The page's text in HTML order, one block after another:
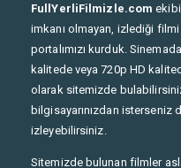
FullYerliFilmizle.com
imkanı olmayan, izlediği
portalımızı kurduk.
kalitede veya 720p HD
olarak sitemizde
bilgisayarınızdan isterseniz
izleyebilirsiniz.
Sitemizde bulunan filmler